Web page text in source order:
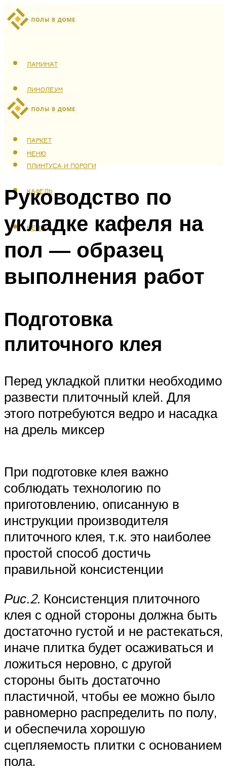
ЛАМИНАТ
ЛИНОЛЕУМ
ТЕПЛЫЙ ПОЛ
ПАРКЕТ
ПЛИНТУСА И ПОРОГИ
КАФЕЛЬ
МЕНЮ
МЕНЮ
Руководство по
укладке кафеля на
пол — образец
выполнения работ
Подготовка
плиточного клея
Перед укладкой плитки необходимо
развести плиточный клей. Для
этого потребуются ведро и насадка
на дрель миксер
При подготовке клея важно
соблюдать технологию по
приготовлению, описанную в
инструкции производителя
плиточного клея, т.к. это наиболее
простой способ достичь
правильной консистенции
Рис.2. Консистенция плиточного
клея с одной стороны должна быть
достаточно густой и не растекаться,
иначе плитка будет осаживаться и
ложиться неровно, с другой
стороны быть достаточно
пластичной, чтобы ее можно было
равномерно распределить по полу,
и обеспечила хорошую
сцепляемость плитки с основанием
пола.